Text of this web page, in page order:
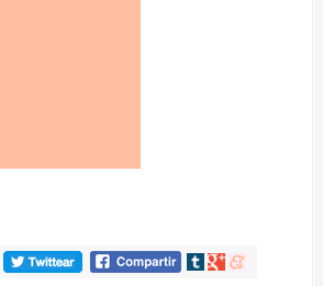
Compartir
Compartir
Compartir